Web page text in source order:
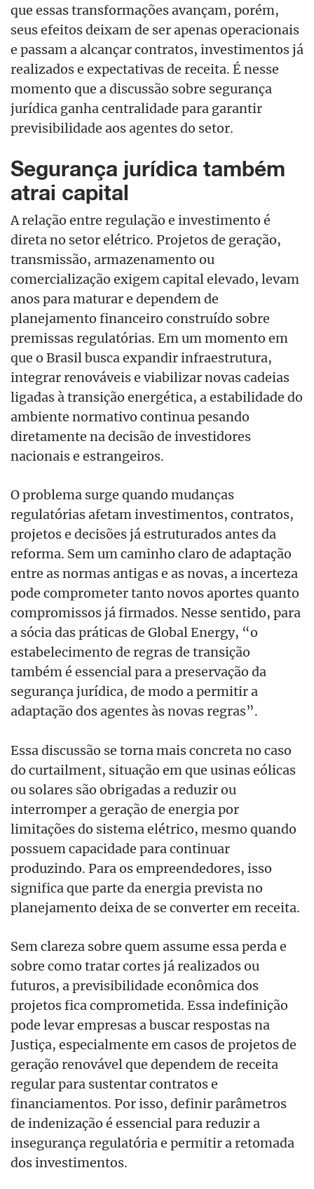
que essas transformações avançam, porém,
seus efeitos deixam de ser apenas operacionais
e passam a alcançar contratos, investimentos já
realizados e expectativas de receita. É nesse
momento que a discussão sobre segurança
jurídica ganha centralidade para garantir
previsibilidade aos agentes do setor.
Segurança jurídica também
atrai capital
A relação entre regulação e investimento é
direta no setor elétrico. Projetos de geração,
transmissão, armazenamento ou
comercialização exigem capital elevado, levam
anos para maturar e dependem de
planejamento financeiro construído sobre
premissas regulatórias. Em um momento em
que o Brasil busca expandir infraestrutura,
integrar renováveis e viabilizar novas cadeias
ligadas à transição energética, a estabilidade do
ambiente normativo continua pesando
diretamente na decisão de investidores
nacionais e estrangeiros.
O problema surge quando mudanças
regulatórias afetam investimentos, contratos,
projetos e decisões já estruturados antes da
reforma. Sem um caminho claro de adaptação
entre as normas antigas e as novas, a incerteza
pode comprometer tanto novos aportes quanto
compromissos já firmados. Nesse sentido, para
a sócia das práticas de Global Energy, “o
estabelecimento de regras de transição
também é essencial para a preservação da
segurança jurídica, de modo a permitir a
adaptação dos agentes às novas regras”.
Essa discussão se torna mais concreta no caso
do curtailment, situação em que usinas eólicas
ou solares são obrigadas a reduzir ou
interromper a geração de energia por
limitações do sistema elétrico, mesmo quando
possuem capacidade para continuar
produzindo. Para os empreendedores, isso
significa que parte da energia prevista no
planejamento deixa de se converter em receita.
Sem clareza sobre quem assume essa perda e
sobre como tratar cortes já realizados ou
futuros, a previsibilidade econômica dos
projetos fica comprometida. Essa indefinição
pode levar empresas a buscar respostas na
Justiça, especialmente em casos de projetos de
geração renovável que dependem de receita
regular para sustentar contratos e
financiamentos. Por isso, definir parâmetros
de indenização é essencial para reduzir a
insegurança regulatória e permitir a retomada
dos investimentos.